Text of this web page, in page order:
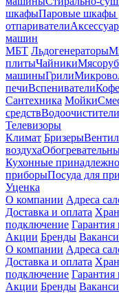
шкафыПаровые шкафы
отпариватели
машин
МБТ Льдогенераторы
плитыЧайники
машиныГрили
печиВспениватели
Сантехника Мойки
средствВодоочистители
Телевизоры
Климат Бризеры
воздуха
Кухонные
приборыПосуда для
Уценка
О компании Адреса
Доставка и оплата
подключение Гарантия
Акции Бренды
О компании Адреса
Доставка и оплата
подключение Гарантия
Акции Бренды